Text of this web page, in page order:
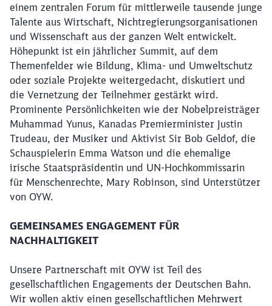
einem zentralen Forum für mittlerweile tausende junge
Talente aus Wirtschaft, Nichtregierungsorganisationen
und Wissenschaft aus der ganzen Welt entwickelt.
Höhepunkt ist ein jährlicher Summit, auf dem
Themenfelder wie Bildung, Klima- und Umweltschutz
oder soziale Projekte weitergedacht, diskutiert und
die Vernetzung der Teilnehmer gestärkt wird.
Prominente Persönlichkeiten wie der Nobelpreisträger
Muhammad Yunus, Kanadas Premierminister Justin
Trudeau, der Musiker und Aktivist Sir Bob Geldof, die
Schauspielerin Emma Watson und die ehemalige
irische Staatspräsidentin und UN-Hochkommissarin
für Menschenrechte, Mary Robinson, sind Unterstützer
von OYW.
GEMEINSAMES ENGAGEMENT FÜR
NACHHALTIGKEIT
Unsere Partnerschaft mit OYW ist Teil des
gesellschaftlichen Engagements der Deutschen Bahn.
Wir wollen aktiv einen gesellschaftlichen Mehrwert
Abbrechen Weiter